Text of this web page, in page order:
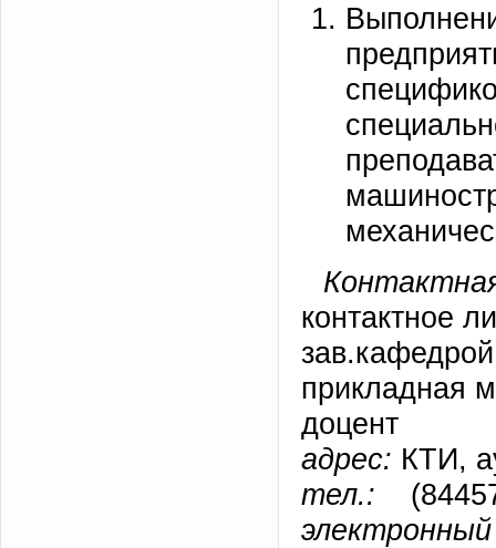
контактное
прикладная
доцент
адрес: КТИ,
тел.: